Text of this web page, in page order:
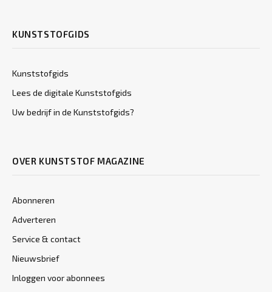
KUNSTSTOFGIDS
Kunststofgids
Lees de digitale Kunststofgids
Uw bedrijf in de Kunststofgids?
OVER KUNSTSTOF MAGAZINE
Abonneren
Adverteren
Service & contact
Nieuwsbrief
Inloggen voor abonnees